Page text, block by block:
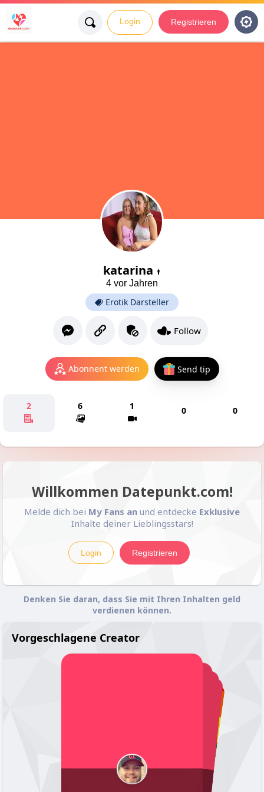
Login Registrieren
katarina
4 vor Jahren
Erotik Darsteller
Follow
Abonnent werden Send tip
2 6 1 0 0
Willkommen Datepunkt.com!
Melde dich bei My Fans an und entdecke Exklusive
Inhalte deiner Lieblingsstars!
Login Registrieren
Denken Sie daran, dass Sie mit Ihren Inhalten geld
verdienen können.
Vorgeschlagene Creator
Michael Schmitz
QMJxICxrqvwmglaReTXfz